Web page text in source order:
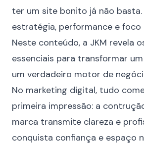
ter um site bonito já não basta.
estratégia, performance e foco
Neste conteúdo, a JKM revela
essenciais para transformar
um verdadeiro motor de
No marketing digital, tudo
primeira impressão: a
marca transmite clareza e
conquista confiança e espaço